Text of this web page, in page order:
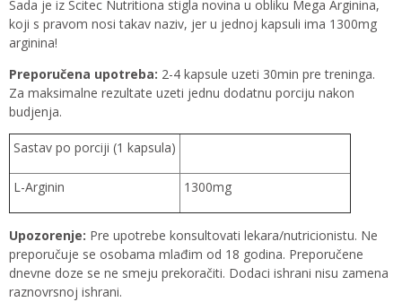
Sada je iz Scitec Nutritiona stigla novina u obliku Mega Arginina,
koji s pravom nosi takav naziv, jer u jednoj kapsuli ima 1300mg
arginina!
Preporučena upotreba: 2-4 kapsule uzeti 30min pre treninga.
Za maksimalne rezultate uzeti jednu dodatnu porciju nakon
budjenja.
Sastav po porciji (1 kapsula)
L-Arginin 1300mg
Upozorenje: Pre upotrebe konsultovati lekara/nutricionistu. Ne
preporučuje se osobama mlađim od 18 godina. Preporučene
dnevne doze se ne smeju prekoračiti. Dodaci ishrani nisu zamena
raznovrsnoj ishrani.